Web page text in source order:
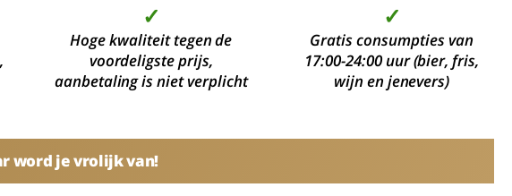
✓
Hoge kwaliteit tegen de
voordeligste prijs,
aanbetaling is niet verplicht
✓
Gratis consumpties van
17:00-24:00 uur (bier, fris,
wijn en jenevers)
word je vrolijk van!